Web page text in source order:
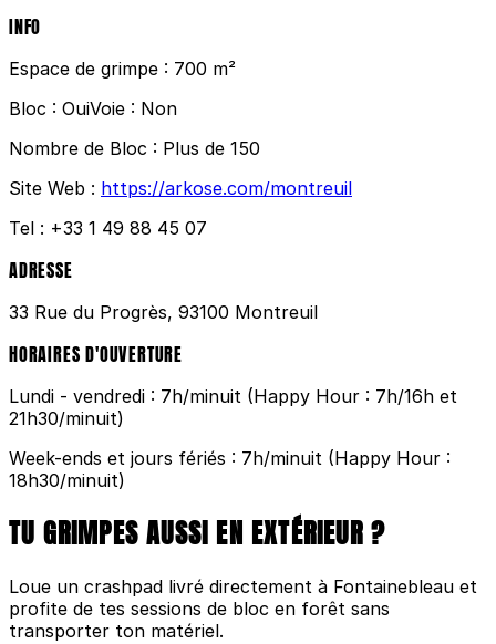
INFO
Espace de grimpe : 700 m²
Bloc : OuiVoie : Non
Nombre de Bloc : Plus de 150
Site Web : https://arkose.com/montreuil
Tel : +33 1 49 88 45 07
ADRESSE
33 Rue du Progrès, 93100 Montreuil
HORAIRES D'OUVERTURE
Lundi - vendredi : 7h/minuit (Happy Hour : 7h/16h et
21h30/minuit)
Week-ends et jours fériés : 7h/minuit (Happy Hour :
18h30/minuit)
TU GRIMPES AUSSI EN EXTÉRIEUR ?
Loue un crashpad livré directement à Fontainebleau et
profite de tes sessions de bloc en forêt sans
transporter ton matériel.